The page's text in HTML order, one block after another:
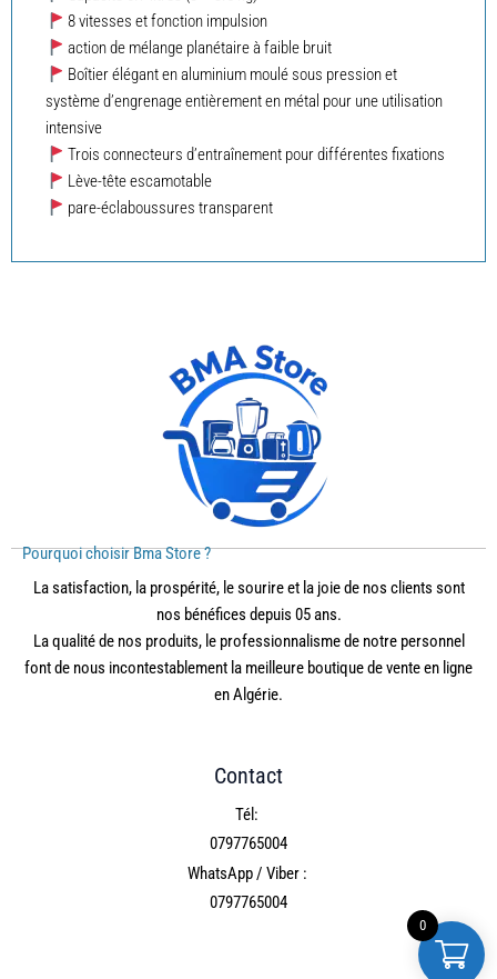
0
8 vitesses et fonction impulsion
action de mélange planétaire à faible bruit
Boîtier élégant en aluminium moulé sous pression et
système d’engrenage entièrement en métal pour une utilisation
intensive
Trois connecteurs d’entraînement pour différentes fixations
Lève-tête escamotable
pare-éclaboussures transparent
Pourquoi choisir Bma Store ?
La satisfaction, la prospérité, le sourire et la joie de nos clients sont
nos bénéfices depuis 05 ans.
La qualité de nos produits, le professionnalisme de notre personnel
font de nous incontestablement la meilleure boutique de vente en ligne
en Algérie.
Contact
Tél:
0797765004
WhatsApp / Viber :
0797765004